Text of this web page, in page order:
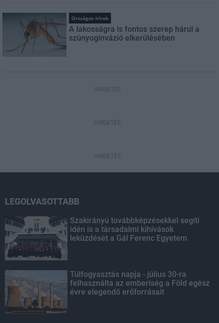
Országos hírek
A lakosságra is fontos szerep hárul a
szúnyoginvázió elkerülésében
HIRDETÉS
HIRDETÉS
HIRDETÉS
LEGOLVASOTTABB
Szakirányú továbbképzésekkel segíti
idén is a társadalmi kihívások
leküzdését a Gál Ferenc Egyetem
Túlfogyasztás napja - július 30-ra
felhasználta az emberiség a Föld egész
évre elegendő erőforrásait